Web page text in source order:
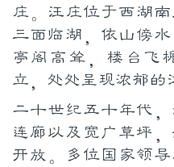
庄。汪庄位于西湖
三面临湖，依山傍
亭阁高耸，楼台飞
立，处处呈现浓郁的
二十世纪五十年代
连廊以及宽广草坪
开放。多位国家领